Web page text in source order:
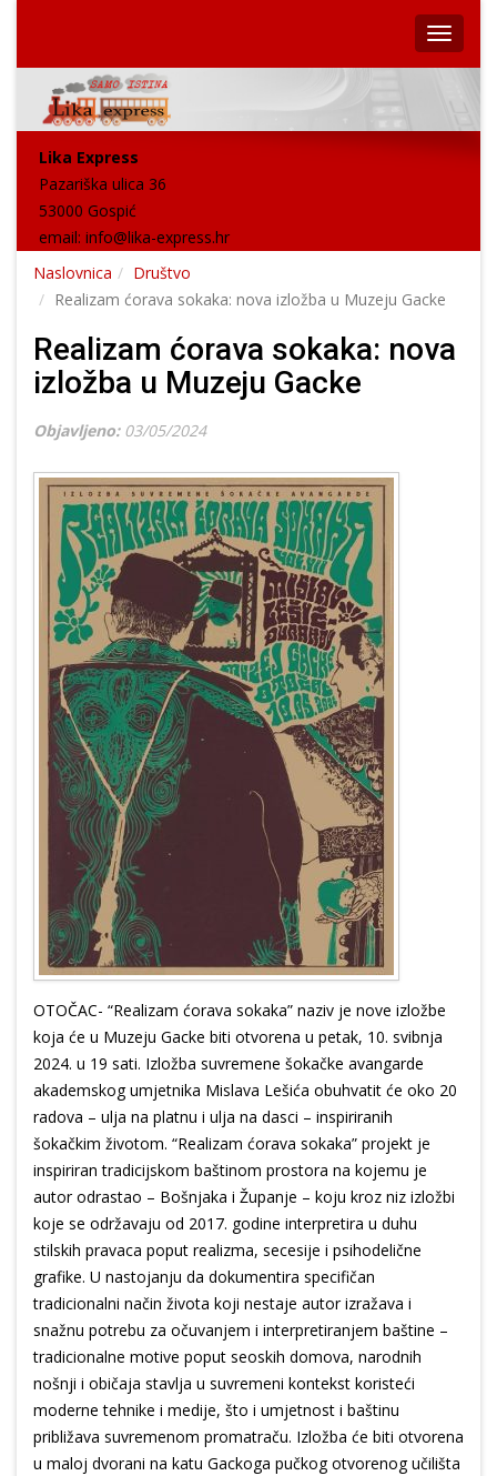
Lika Express
Pazariška ulica 36
53000 Gospić
email: info@lika-express.hr
Naslovnica
Društvo
Realizam ćorava sokaka: nova izložba u Muzeju Gacke
Realizam ćorava sokaka: nova
izložba u Muzeju Gacke
Objavljeno: 03/05/2024
OTOČAC- “Realizam ćorava sokaka” naziv je nove izložbe
koja će u Muzeju Gacke biti otvorena u petak, 10. svibnja
2024. u 19 sati. Izložba suvremene šokačke avangarde
akademskog umjetnika Mislava Lešića obuhvatit će oko 20
radova – ulja na platnu i ulja na dasci – inspiriranih
šokačkim životom. “Realizam ćorava sokaka” projekt je
inspiriran tradicijskom baštinom prostora na kojemu je
autor odrastao – Bošnjaka i Županje – koju kroz niz izložbi
koje se održavaju od 2017. godine interpretira u duhu
stilskih pravaca poput realizma, secesije i psihodelične
grafike. U nastojanju da dokumentira specifičan
tradicionalni način života koji nestaje autor izražava i
snažnu potrebu za očuvanjem i interpretiranjem baštine –
tradicionalne motive poput seoskih domova, narodnih
nošnji i običaja stavlja u suvremeni kontekst koristeći
moderne tehnike i medije, što i umjetnost i baštinu
približava suvremenom promatraču. Izložba će biti otvorena
u maloj dvorani na katu Gackoga pučkog otvorenog učilišta